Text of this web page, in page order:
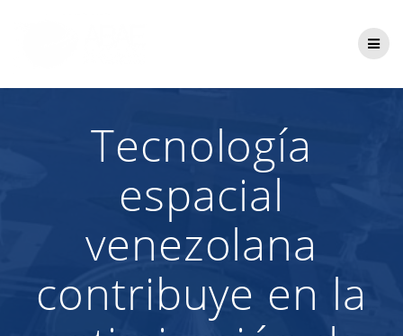
Tecnología
espacial
venezolana
contribuye en la